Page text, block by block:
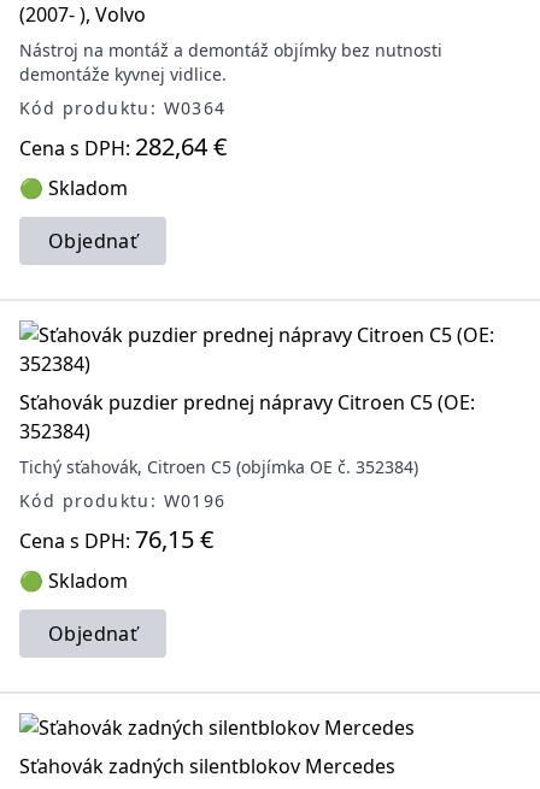
(2007- ), Volvo
Nástroj na montáž a demontáž objímky bez nutnosti
demontáže kyvnej vidlice.
Kód produktu: W0364
Cena s DPH: 282,64 €
🟢 Skladom
Objednať
Sťahovák puzdier prednej nápravy Citroen C5 (OE:
352384)
Tichý sťahovák, Citroen C5 (objímka OE č. 352384)
Kód produktu: W0196
Cena s DPH: 76,15 €
🟢 Skladom
Objednať
Sťahovák zadných silentblokov Mercedes